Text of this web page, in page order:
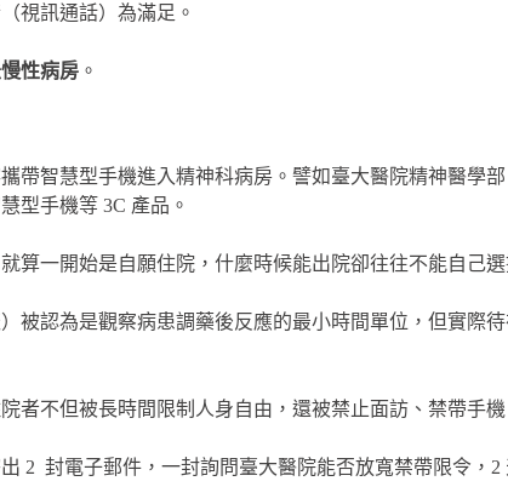
視訊通話）為滿足。
性病房 。
帶智慧型手機進入精神科病房。譬如臺大醫院精神醫學
型手機等 3C 產品。
算一開始是自願住院，什麼時候能出院卻往往不能自己
被認為是觀察病患調藥後反應的最小時間單位，但實際
者不但被長時間限制人身自由，還被禁止面訪、禁帶手
2 封電子郵件，一封詢問臺大醫院能否放寬禁帶限令，